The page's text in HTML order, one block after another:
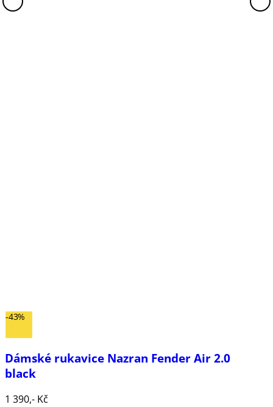
-43%
Dámské rukavice Nazran Fender Air 2.0
black
1 390,- Kč